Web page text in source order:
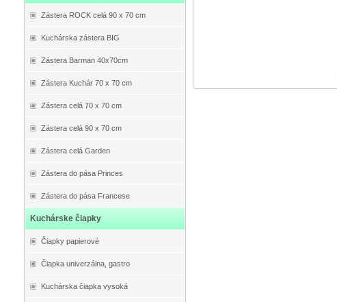
Zástera ROCK celá 90 x 70 cm
Kuchárska zástera BIG
Zástera Barman 40x70cm
Zástera Kuchár 70 x 70 cm
Zástera celá 70 x 70 cm
Zástera celá 90 x 70 cm
Zástera celá Garden
Zástera do pása Princes
Zástera do pása Francese
Kuchárske čiapky
Čiapky papierové
Čiapka univerzálna, gastro
Kuchárska čiapka vysoká